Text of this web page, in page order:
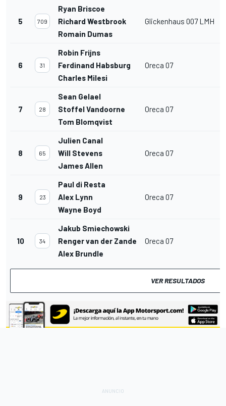
5 709
Ryan Briscoe
Richard Westbrook
Romain Dumas
Glickenhaus 007 LMH
6 31
Robin Frijns
Ferdinand Habsburg
Charles Milesi
Oreca 07
7 28
Sean Gelael
Stoffel Vandoorne
Tom Blomqvist
Oreca 07
8 65
Julien Canal
Will Stevens
James Allen
Oreca 07
9 23
Paul di Resta
Alex Lynn
Wayne Boyd
Oreca 07
10 34
Jakub Smiechowski
Renger van der Zande
Alex Brundle
Oreca 07
VER RESULTADOS